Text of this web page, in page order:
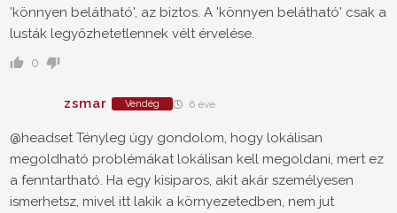
'könnyen belátható', az biztos. A 'könnyen belátható' csak a
lusták legyőzhetetlennek vélt érvelése.
0
zsmar Vendég 6 éve
@headset Tényleg úgy gondolom, hogy lokálisan
megoldható problémákat lokálisan kell megoldani, mert ez
a fenntartható. Ha egy kisiparos, akit akár személyesen
ismerhetsz, mivel itt lakik a környezetedben, nem jut